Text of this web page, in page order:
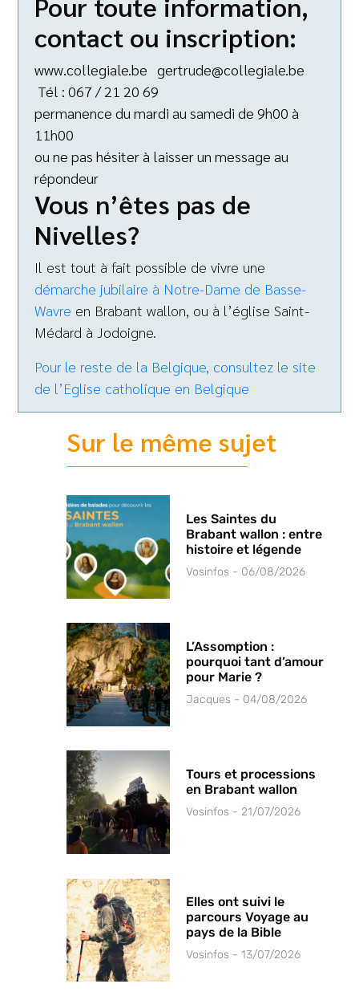
contact ou inscription:
www.collegiale.be gertrude@collegiale.be
Tél : 067 / 21 20 69
permanence du mardi au samedi de 9h00 à
11h00
ou ne pas hésiter à laisser un message au
répondeur
Vous n’êtes pas de
Nivelles?
Il est tout à fait possible de vivre une
démarche jubilaire à Notre-Dame de Basse-
Wavre en Brabant wallon, ou à l’église Saint-
Médard à Jodoigne.
Pour le reste de la Belgique, consultez le site
de l’Eglise catholique en Belgique
Sur le même sujet
Les Saintes du
Brabant wallon : entre
histoire et légende
Vosinfos 06/08/2026
L’Assomption :
pourquoi tant d’amour
pour Marie ?
Jacques 04/08/2026
Tours et processions
en Brabant wallon
Vosinfos 21/07/2026
Elles ont suivi le
parcours Voyage au
pays de la Bible
Vosinfos 13/07/2026